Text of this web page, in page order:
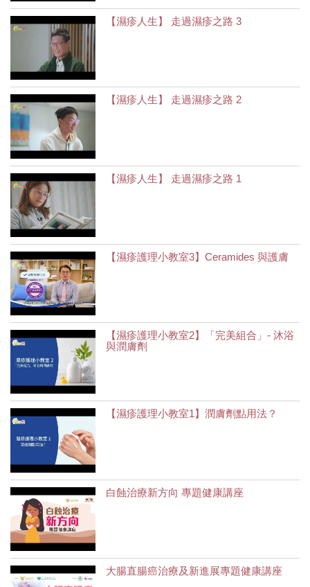
【濕疹人生】 走過濕疹之路 3
【濕疹人生】 走過濕疹之路 2
【濕疹人生】 走過濕疹之路 1
【濕疹護理小教室3】Ceramides 與護膚
【濕疹護理小教室2】「完美組合」- 沐浴
與潤膚劑
【濕疹護理小教室1】潤膚劑點用法？
白蝕治療新方向 專題健康講座
大腸直腸癌治療及新進展專題健康講座